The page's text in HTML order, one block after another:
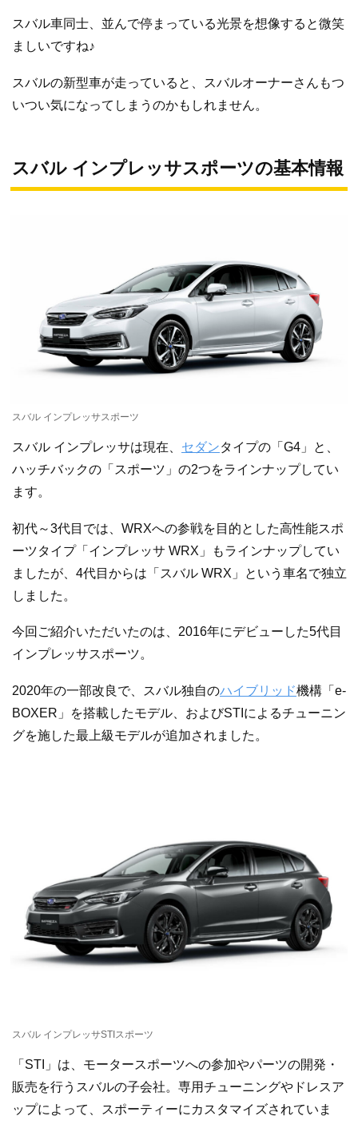
スバル車同士、並んで停まっている光景を想像すると微笑
ましいですね♪
スバルの新型車が走っていると、スバルオーナーさんもつ
いつい気になってしまうのかもしれません。
スバル インプレッサスポーツの基本情報
スバル インプレッサスポーツ
スバル インプレッサは現在、 セダンタイプの「G4」と、
ハッチバックの「スポーツ」の2つをラインナップしてい
ます。
初代～3代目では、WRXへの参戦を目的とした高性能スポ
ーツタイプ「インプレッサ WRX」もラインナップしてい
ましたが、4代目からは「スバル WRX」という車名で独立
しました。
今回ご紹介いただいたのは、2016年にデビューした5代目
インプレッサスポーツ。
2020年の一部改良で、スバル独自のハイブリッド機構「e-
BOXER」を搭載したモデル、およびSTIによるチューニン
グを施した最上級モデルが追加されました。
スバル インプレッサSTIスポーツ
「STI」は、モータースポーツへの参加やパーツの開発・
販売を行うスバルの子会社。専用チューニングやドレスア
ップによって、スポーティーにカスタマイズされていま